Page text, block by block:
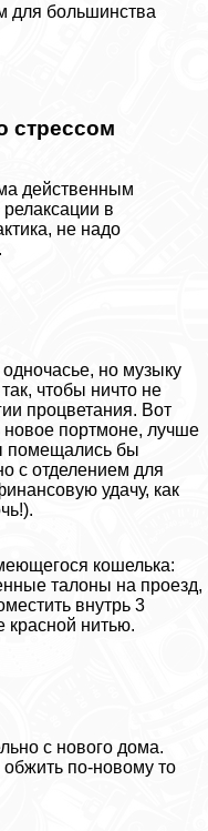
для большинства
стрессом
действенным
в
не надо
одночасье, но музыку
чтобы ничто не
процветания. Вот
портмоне, лучше
помещались бы
с отделением для
удачу, как
кошелька:
талоны на проезд,
внутрь 3
красной нитью.
с нового дома.
по-новому то